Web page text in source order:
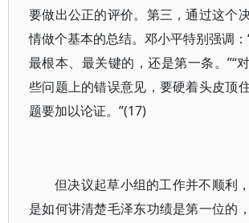
要做出公正的评价。第三，通过这个
情做个基本的总结。邓小平特别强调：
最根本、最关键的，还是第一条。”“
些问题上的错误意见，要硬着头皮顶
题要加以论证。”(17)
但决议起草小组的工作并不顺利
是如何讲清楚毛泽东功绩是第一位的